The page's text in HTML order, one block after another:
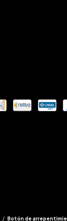
/ Botón de